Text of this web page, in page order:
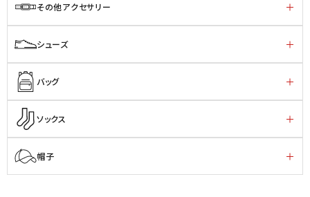
その他アクセサリー
シューズ
バッグ
ソックス
帽子